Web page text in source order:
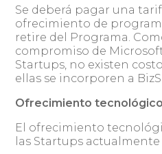
Se deberá pagar una
ofrecimiento de
retire del Programa.
compromiso de
Startups, no existen
ellas se incorporen a
Ofrecimiento tecnológico
El ofrecimiento
las Startups actualmente